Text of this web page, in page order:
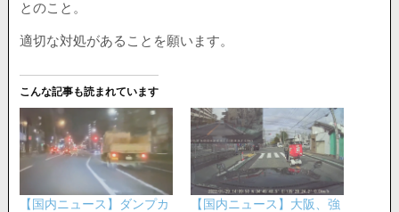
とのこと。
適切な対処があることを願います。
こんな記事も読まれています
【国内ニュース】ダンプカ
【国内ニュース】大阪、強